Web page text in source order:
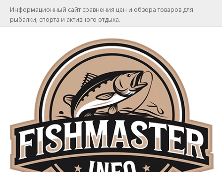
Информационный сайт сравнения цен и обзора товаров для
рыбалки, спорта и активного отдыха.